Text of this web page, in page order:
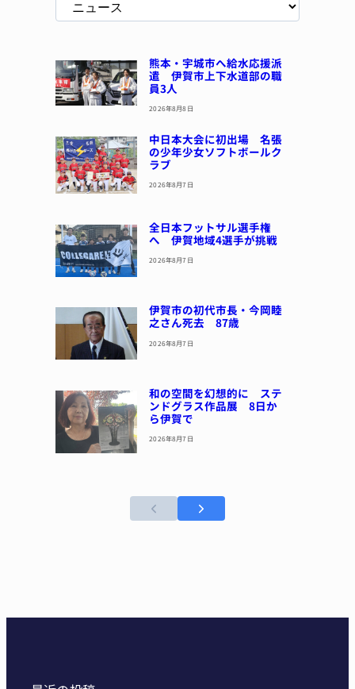
熊本・宇城市へ給水応援派
遣 伊賀市上下水道部の職
員3人
2026年8月8日
中日本大会に初出場 名張
の少年少女ソフトボールク
ラブ
2026年8月7日
全日本フットサル選手権
へ 伊賀地域4選手が挑戦
2026年8月7日
伊賀市の初代市長・今岡睦
之さん死去 87歳
2026年8月7日
和の空間を幻想的に ステ
ンドグラス作品展 8日か
ら伊賀で
2026年8月7日